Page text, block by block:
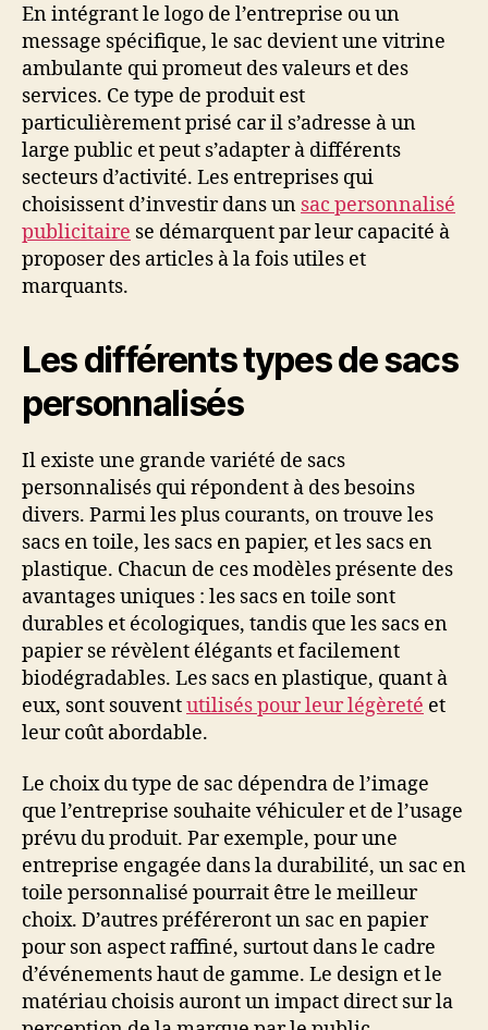
En intégrant le logo de l’entreprise ou un
message spécifique, le sac devient une vitrine
ambulante qui promeut des valeurs et des
services. Ce type de produit est
particulièrement prisé car il s’adresse à un
large public et peut s’adapter à différents
secteurs d’activité. Les entreprises qui
choisissent d’investir dans un sac personnalisé
publicitaire se démarquent par leur capacité à
proposer des articles à la fois utiles et
marquants.
Les différents types de sacs
personnalisés
Il existe une grande variété de sacs
personnalisés qui répondent à des besoins
divers. Parmi les plus courants, on trouve les
sacs en toile, les sacs en papier, et les sacs en
plastique. Chacun de ces modèles présente des
avantages uniques : les sacs en toile sont
durables et écologiques, tandis que les sacs en
papier se révèlent élégants et facilement
biodégradables. Les sacs en plastique, quant à
eux, sont souventutilisés pour leur légèreté et
leur coût abordable.
Le choix du type de sac dépendra de l’image
que l’entreprise souhaite véhiculer et de l’usage
prévu du produit. Par exemple, pour une
entreprise engagée dans la durabilité, un sac en
toile personnalisé pourrait être le meilleur
choix. D’autres préféreront un sac en papier
pour son aspect raffiné, surtout dans le cadre
d’événements haut de gamme. Le design et le
matériau choisis auront un impact direct sur la